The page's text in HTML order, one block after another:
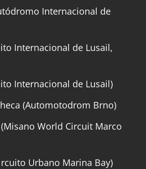
Internacional de
Internacional de Lusail,
Internacional de Lusail)
(Automotodrom Brno)
World Circuit Marco
Urbano Marina Bay)